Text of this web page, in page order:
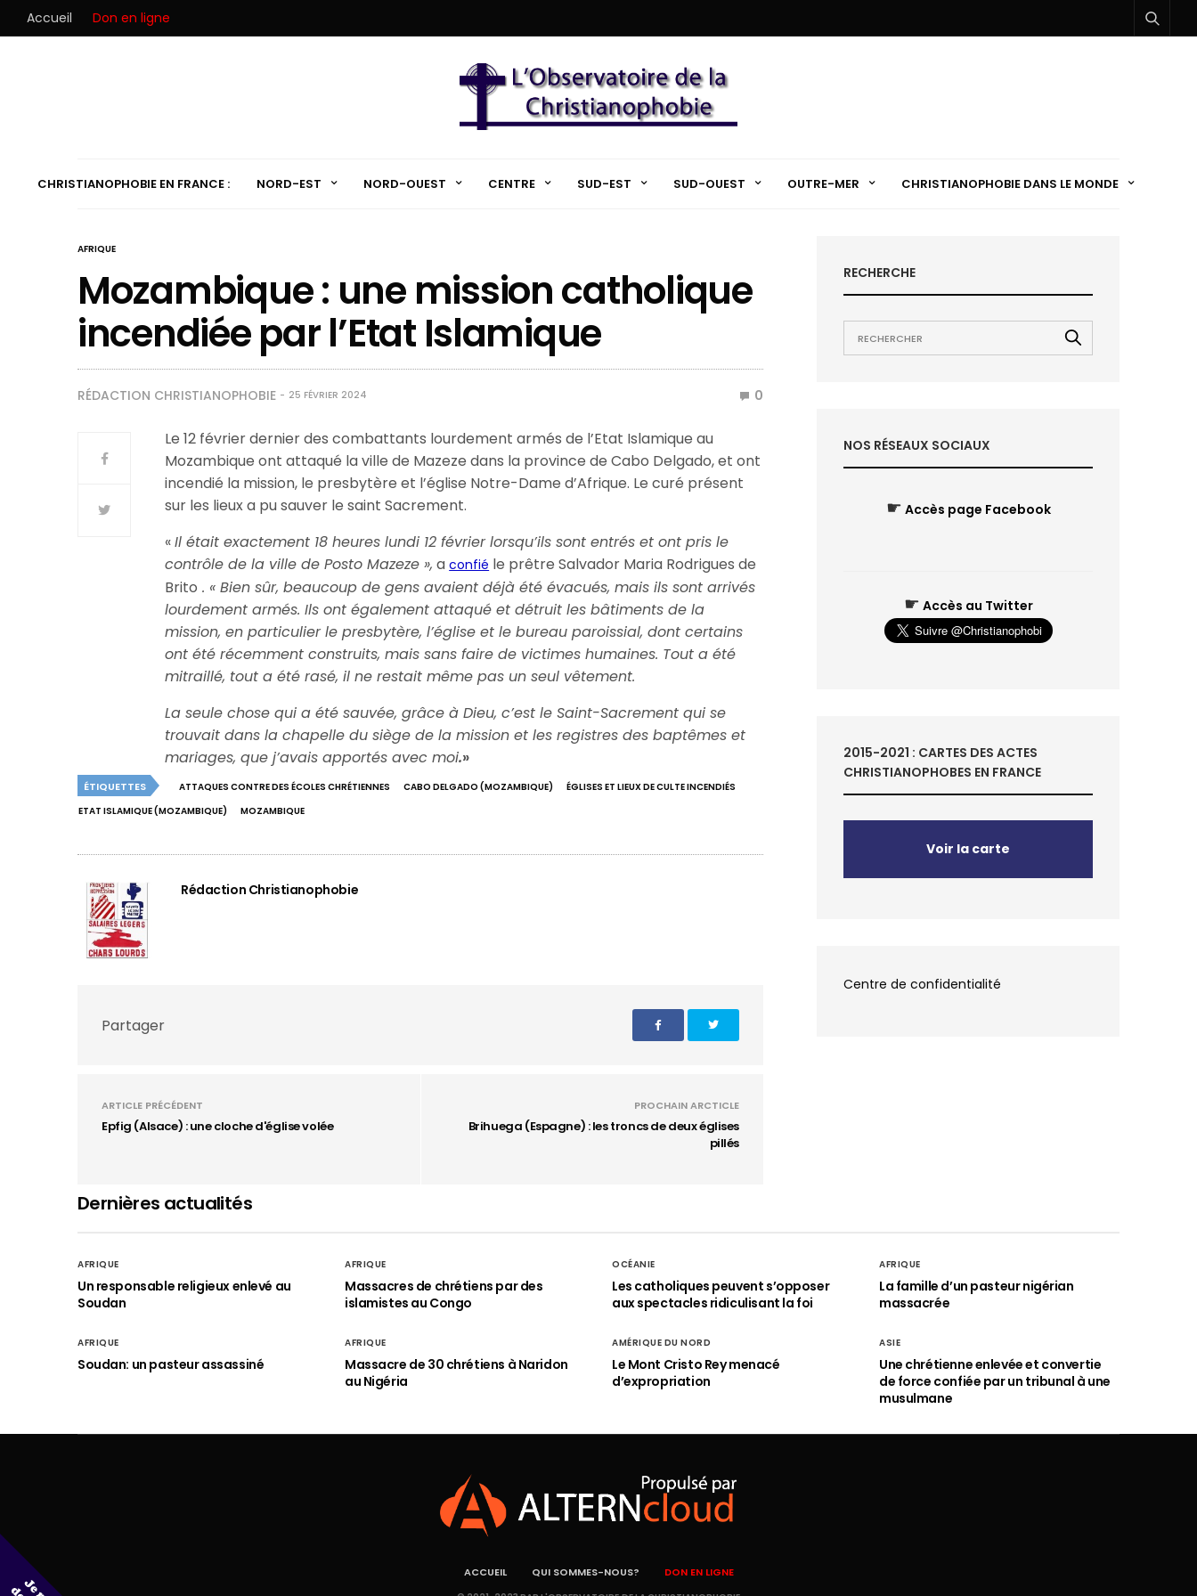
Accueil Don en ligne
CHRISTIANOPHOBIE EN FRANCE : NORD-EST NORD-OUEST CENTRE SUD-EST SUD-OUEST OUTRE-MER CHRISTIANOPHOBIE DANS LE MONDE
AFRIQUE
Mozambique : une mission catholique
incendiée par l’Etat Islamique
RÉDACTION CHRISTIANOPHOBIE 25 FÉVRIER 2024 0
Le 12 février dernier des combattants lourdement armés de l’Etat Islamique au
Mozambique ont attaqué la ville de Mazeze dans la province de Cabo Delgado, et ont
incendié la mission, le presbytère et l’église Notre-Dame d’Afrique. Le curé présent
sur les lieux a pu sauver le saint Sacrement.
«Il était exactement 18 heures lundi 12 février lorsqu’ils sont entrés et ont pris le
contrôle de la ville de Posto Mazeze », aconfié le prêtre Salvador Maria Rodrigues de
Brito . « Bien sûr, beaucoup de gens avaient déjà été évacués, mais ils sont arrivés
lourdement armés. Ils ont également attaqué et détruit les bâtiments de la
mission, en particulier le presbytère, l’église et le bureau paroissial, dont certains
ont été récemment construits, mais sans faire de victimes humaines. Tout a été
mitraillé, tout a été rasé, il ne restait même pas un seul vêtement.
La seule chose qui a été sauvée, grâce à Dieu, c’est le Saint-Sacrement qui se
trouvait dans la chapelle du siège de la mission et les registres des baptêmes et
mariages, que j’avais apportés avec moi.»
ÉTIQUETTES ATTAQUES CONTRE DES ÉCOLES CHRÉTIENNES CABO DELGADO (MOZAMBIQUE)
ÉGLISES ET LIEUX DE CULTE INCENDIÉS
ETAT ISLAMIQUE (MOZAMBIQUE)
MOZAMBIQUE
Rédaction Christianophobie
Partager
ARTICLE PRÉCÉDENT
Epfig (Alsace) : une cloche d'église volée
PROCHAIN ARCTICLE
Brihuega (Espagne) : les troncs de deux églises
pillés
RECHERCHE
NOS RÉSEAUX SOCIAUX
☛ Accès page Facebook
☛ Accès au Twitter
2015-2021 : CARTES DES ACTES
CHRISTIANOPHOBES EN FRANCE
Voir la carte
Centre de confidentialité
Dernières actualités
AFRIQUE
Un responsable religieux enlevé au
Soudan
AFRIQUE
Massacres de chrétiens par des
islamistes au Congo
OCÉANIE
Les catholiques peuvent s’opposer
aux spectacles ridiculisant la foi
AFRIQUE
La famille d’un pasteur nigérian
massacrée
AFRIQUE
Soudan: un pasteur assassiné
AFRIQUE
Massacre de 30 chrétiens à Naridon
au Nigéria
AMÉRIQUE DU NORD
Le Mont Cristo Rey menacé
d’expropriation
ASIE
Une chrétienne enlevée et convertie
de force confiée par un tribunal à une
musulmane
ACCUEIL QUI SOMMES-NOUS? DON EN LIGNE